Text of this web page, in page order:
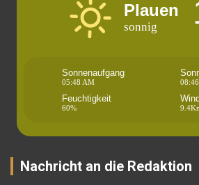
Plauen
sonnig
Sonnenaufgang
05:48 AM
Feuchtigkeit
60%
Nachricht an die Redaktion